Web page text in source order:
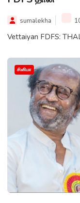
sumalekha
Vettaiyan FDFS:
சினிமா